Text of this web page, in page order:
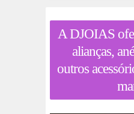
A DJOIAS
alianças,
outros